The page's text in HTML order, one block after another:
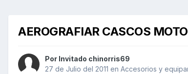
AEROGRAFIAR CASCOS
Por Invitado chinorris69
27 de Julio del 2011 en Accesorios y